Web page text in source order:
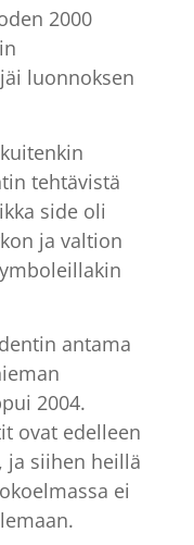
2000
luonnoksen
tehtävistä
side oli
ja valtion
antama
2004.
ovat edelleen
ja siihen heillä
ei